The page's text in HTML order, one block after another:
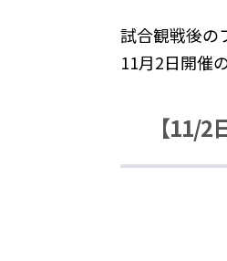
試合観戦後の
11月2日開催
【11/